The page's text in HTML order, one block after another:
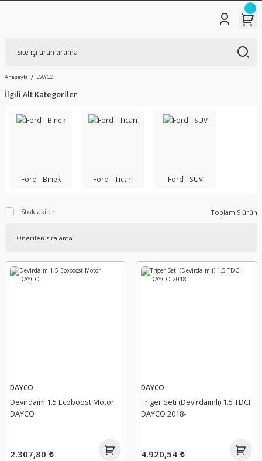
Anasayfa DAYCO
İlgili Alt Kategoriler
Ford - Binek Ford - Ticari Ford - SUV
Stoktakiler Toplam 9 ürün
DAYCO
Devirdaim 1.5 Ecoboost Motor
DAYCO
2.307,80 ₺
DAYCO
Triger Seti (Devirdaimli) 1.5 TDCI
DAYCO 2018-
4.920,54 ₺